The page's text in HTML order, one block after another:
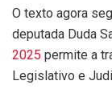
O texto agora
deputada Duda
2025 permite a
Legislativo e